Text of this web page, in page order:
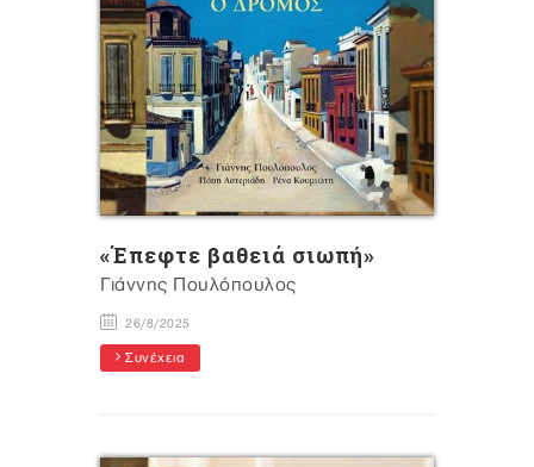
«Έπεφτε βαθειά σιωπή»
Γιάννης Πουλόπουλος
26/8/2025
Συνέχεια